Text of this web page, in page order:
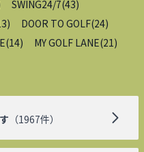
SWING24/7(43)
) DOOR TO GOLF(24)
(14) MY GOLF LANE(21 )
（1967件）